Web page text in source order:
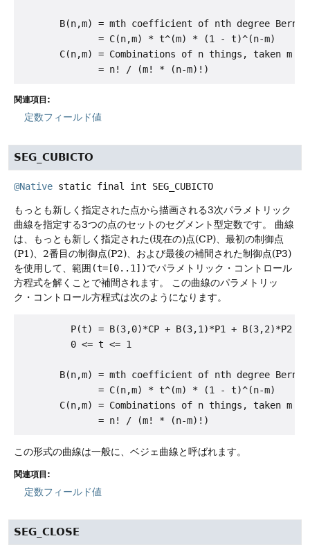
B(n,m) = mth coefficient of nth degree
              = C(n,m) * t^(m) * (1 - t)^(n-m)
C(n,m) = Combinations of n things, taken m
関連項目:
定数フィールド値
SEG_CUBICTO
@Native static final int SEG_CUBICTO
もっとも新しく指定された点から描画される3次パラメトリック
曲線を指定する3つの点のセットのセグメント型定数です。
曲線
は、もっとも新しく指定された(現在の)点(CP)、最初の制御点
(P1)、2番目の制御点(P2)、および最後の補間された制御点(P3)
を使用して、範囲 (t=[0..1])でパラメトリック・コントロール
方程式を解くことで補間されます。
この曲線のパラメトリッ
ク・コントロール方程式は次のようになります。
P(t) = B(3,0)*CP + B(3,1)*P1 + B(3,2)*P2 +
         0 <= t <= 1
B(n,m) = mth coefficient of nth degree
              = C(n,m) * t^(m) * (1 - t)^(n-m)
C(n,m) = Combinations of n things, taken m
この形式の曲線は一般に、ベジェ曲線と呼ばれます。
関連項目:
定数フィールド値
SEG_CLOSE